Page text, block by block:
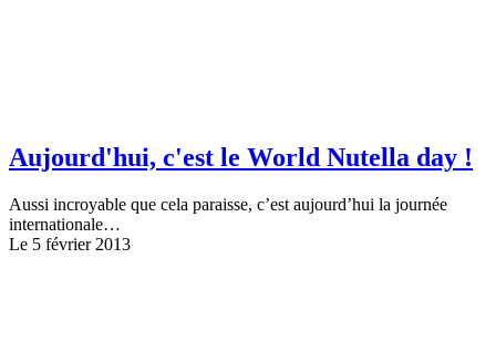
Aujourd'hui, c'est le World Nutella day !
Aussi incroyable que cela paraisse, c’est aujourd’hui la journée
internationale…
Le 5 février 2013